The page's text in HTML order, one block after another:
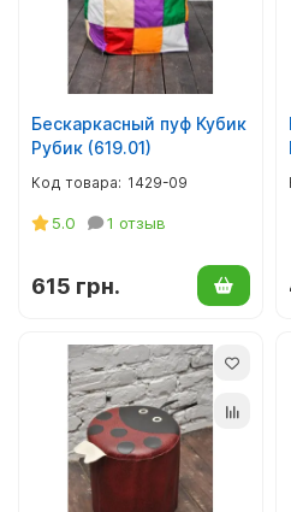
Мягкий инвентарь, текстиль
Декор для фотозон
Верхняя детская одежда
Детское постельное белье
Аксессуары к одежде
Крестильные наборы
Одежда для патриотических
Бескаркасный пуф Кубик
Рубик (619.01)
1429-09
5.0 1 отзыв
615 грн.